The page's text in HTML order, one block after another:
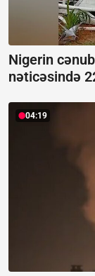
Nigerin
nəticəsində
04:19